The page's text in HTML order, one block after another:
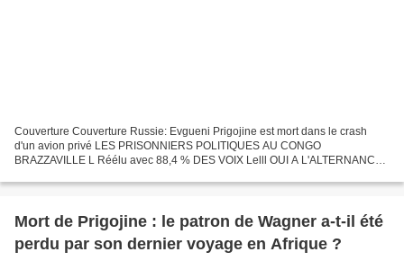
Couverture Couverture Russie: Evgueni Prigojine est mort dans le crash
d'un avion privé LES PRISONNIERS POLITIQUES AU CONGO
BRAZZAVILLE L Réélu avec 88,4 % DES VOIX Lelll OUI A L'ALTERNANCE
Mort de Prigojine : le patron de Wagner a-t-il été
perdu par son dernier voyage en Afrique ?